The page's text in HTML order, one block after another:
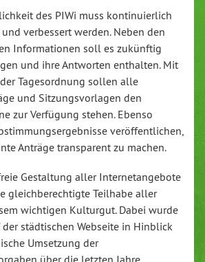
des PIWi muss kontinuierlich
verbessert werden. Neben den
Informationen soll es zukünftig
und ihre Antworten enthalten. Mit
Tagesordnung sollen alle
und Sitzungsvorlagen den
zur Verfügung stehen. Ebenso
veröffentlichen,
Anträge transparent zu machen.
Gestaltung aller Internetangebote
gleichberechtigte Teilhabe aller
wichtigen Kulturgut. Dabei wurde
städtischen Webseite in Hinblick
Umsetzung der
über die letzten Jahre